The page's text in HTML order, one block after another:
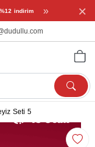
indirim » ×
Seti 5